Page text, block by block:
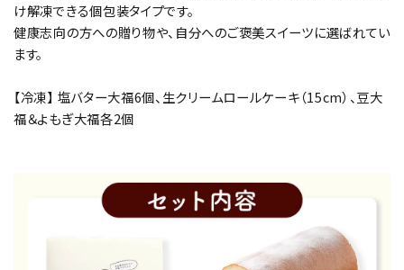
け解凍できる個包装タイプです。
健康志向の方への贈り物や、自分へのご褒美スイーツに選ばれてい
ます。
【冷凍】 塩バター大福6個、生クリームロールケーキ（15cm）、豆大
福＆よもぎ大福各2個